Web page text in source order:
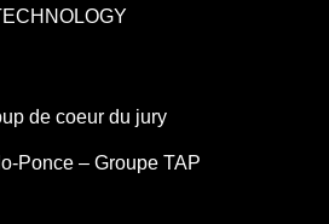
de coeur du jury
Ponce – Groupe TAP